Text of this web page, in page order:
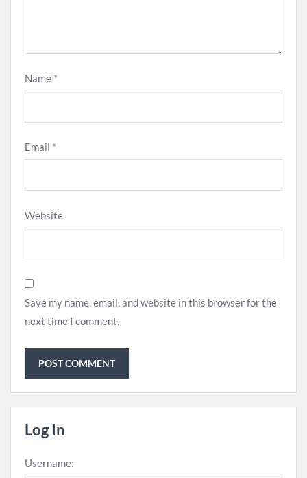
Name *
Email *
Website
Save my name, email, and website in this browser for the
next time I comment.
Log In
Username: